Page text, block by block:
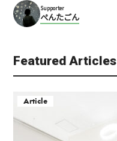
Supporter
ぺんたごん
Featured Articles
Article